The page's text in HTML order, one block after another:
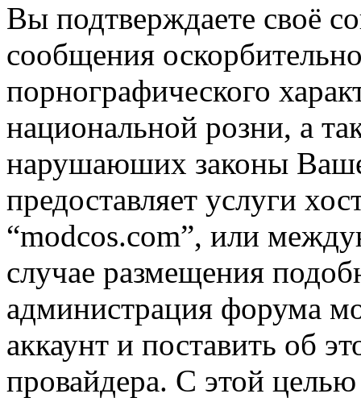
Вы подтверждаете своё
сообщения
порнографического
национальной розни, а
нарушаюших законы
предоставляет услуги
“modcos.com”, или
случае размещения
администрация форума
аккаунт и поставить об
провайдера. С этой